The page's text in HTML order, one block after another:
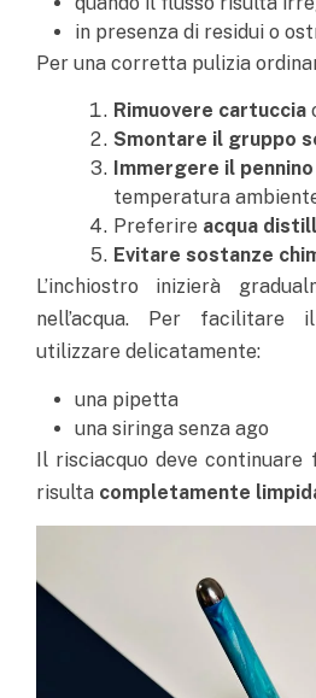
in presenza di residui o
Per una corretta pulizia
Rimuovere cartuccia
Smontare il gruppo
Immergere il
temperatura
Preferire acqua
Evitare sostanze
L’inchiostro inizierà
nell’acqua.
Per facilitare
utilizzare delicatamente:
una pipetta
una siringa senza ago
Il risciacquo deve continuare
risulta completamente